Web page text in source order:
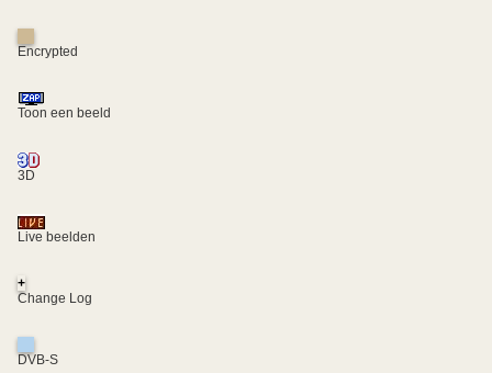
Encrypted
Toon een beeld
3D
Live beelden
+
Change Log
DVB-S